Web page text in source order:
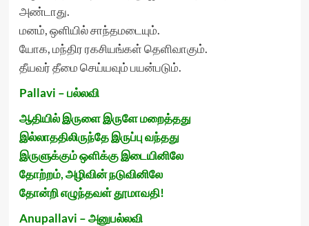
அண்டாது.
மனம், ஒளியில் சாந்தமடையும்.
யோக, மந்திர ரகசியங்கள் தெளிவாகும்.
தீயவர் தீமை செய்யவும் பயன்படும்.
Pallavi – பல்லவி
ஆதியில் இருளை இருளே மறைத்தது
இல்லாததிலிருந்தே இருப்பு வந்தது
இருளுக்கும் ஒளிக்கு இடையினிலே
தோற்றம், அழிவின் நடுவினிலே
தோன்றி எழுந்தவள் தூமாவதி!
Anupallavi – அனுபல்லவி